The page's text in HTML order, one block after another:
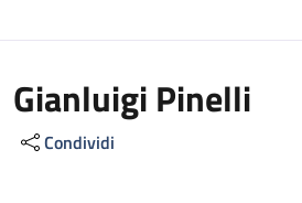
Gianluigi Pinelli
Condividi